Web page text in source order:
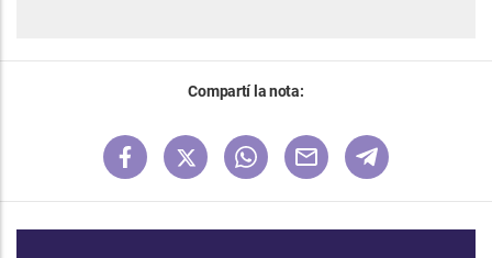
Compartí la nota: